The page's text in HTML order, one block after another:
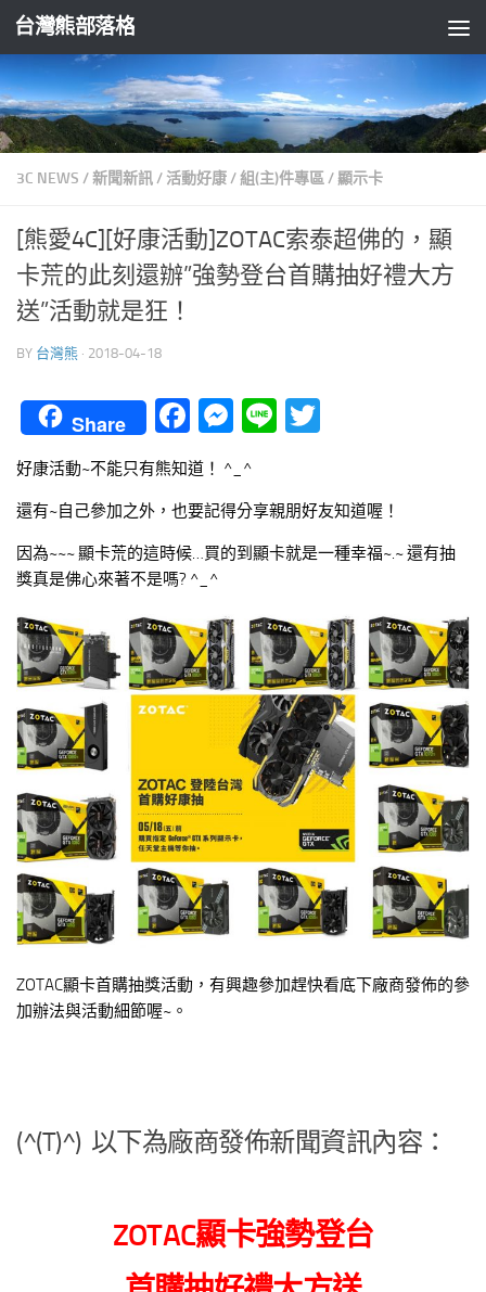
Skip to content
台灣熊部落格
3C NEWS /新聞新訊/ 活動好康/組(主)件專區/顯示卡
[熊愛4C][好康活動]ZOTAC索泰超佛的，顯
卡荒的此刻還辦”強勢登台首購抽好禮大方
送”活動就是狂！
BY 台灣熊 · 2018-04-18
Share Facebook
Messenger
Line
好康活動~不能只有熊知道！ ^_^
還有~自己參加之外，也要記得分享親朋好友知道喔！
因為~~~ 顯卡荒的這時候…買的到顯卡就是一種幸福~.~ 還有抽
獎真是佛心來著不是嗎? ^_^
ZOTAC顯卡首購抽獎活動，有興趣參加趕快看底下廠商發佈的參
加辦法與活動細節喔~。
(^(T)^) 以下為廠商發佈新聞資訊內容：
ZOTAC顯卡強勢登台